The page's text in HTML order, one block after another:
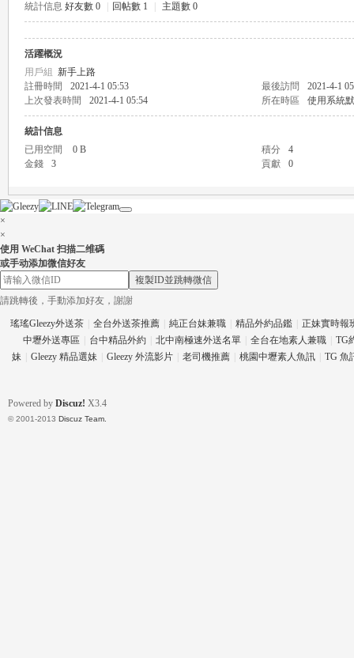
統計信息 好友數 0 回帖數 1 主題數 0
活躍概況
用戶組 新手上路
註冊時間
2021-4-1 05:53 最後訪問
2021-4-1
上次發表時間
2021-4-1 05:54 所在時區 使用系統
統計信息
已用空間
0 B 積分
4
金錢
3 貢獻 0
×
×
使用 WeChat 扫描二维碼
或手动添加微信好友
複製ID並跳轉微信
請跳轉後，手動添加好友，謝謝
瑤瑤Gleezy外送茶 全台外送茶推薦 純正台妹兼職 精品外約品鑑
正妹實時報
中壢外送專區
台中精品外約 北中南極速外送名單 全台在地素人兼職
TG
妹
Gleezy 精品選妹 Gleezy 外流影片 老司機推薦 桃園中壢素人魚訊 TG 魚
Powered by Discuz! X3.4
© 2001-2013 Discuz Team.